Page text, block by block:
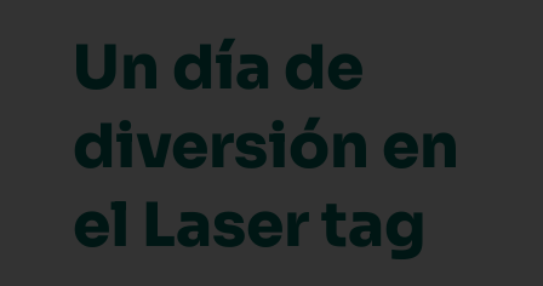
Un día de
diversión en
el Laser tag